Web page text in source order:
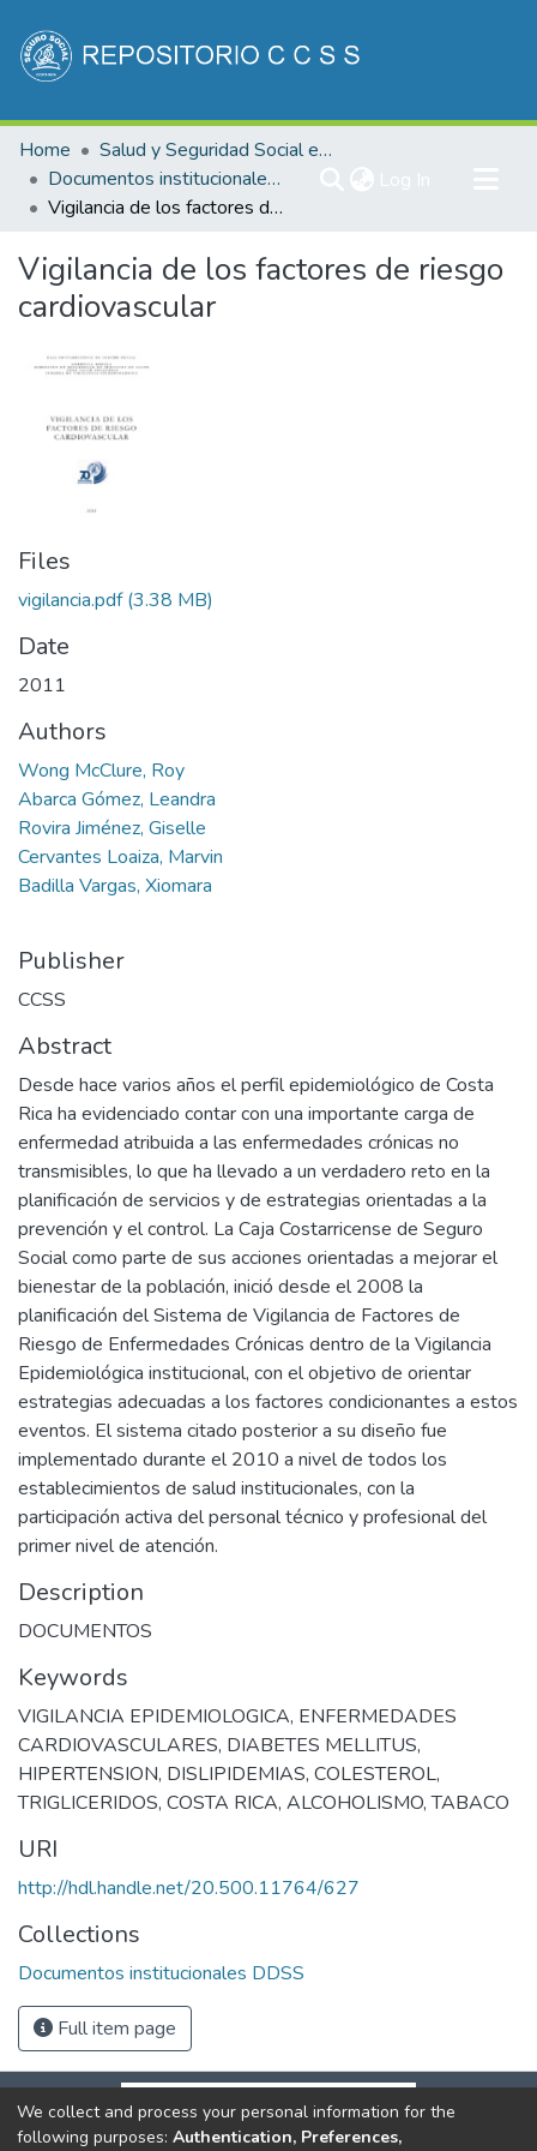
Communities & Collections
All of DSpace
Statistics
Home
Salud y Seguridad Social en Costa Rica
Documentos institucionales DDSS
Vigilancia de los factores de riesgo cardiovascular
Vigilancia de los factores de riesgo
cardiovascular
Files
vigilancia.pdf(3.38 MB)
Date
2011
Authors
Wong McClure, Roy
Abarca Gómez, Leandra
Rovira Jiménez, Giselle
Cervantes Loaiza, Marvin
Badilla Vargas, Xiomara
Publisher
CCSS
Abstract
Desde hace varios años el perfil epidemiológico de Costa
Rica ha evidenciado contar con una importante carga de
enfermedad atribuida a las enfermedades crónicas no
transmisibles, lo que ha llevado a un verdadero reto en la
planificación de servicios y de estrategias orientadas a la
prevención y el control. La Caja Costarricense de Seguro
Social como parte de sus acciones orientadas a mejorar el
bienestar de la población, inició desde el 2008 la
planificación del Sistema de Vigilancia de Factores de
Riesgo de Enfermedades Crónicas dentro de la Vigilancia
Epidemiológica institucional, con el objetivo de orientar
estrategias adecuadas a los factores condicionantes a estos
eventos. El sistema citado posterior a su diseño fue
implementado durante el 2010 a nivel de todos los
establecimientos de salud institucionales, con la
participación activa del personal técnico y profesional del
primer nivel de atención.
Description
DOCUMENTOS
Keywords
VIGILANCIA EPIDEMIOLOGICA, ENFERMEDADES
CARDIOVASCULARES, DIABETES MELLITUS,
HIPERTENSION, DISLIPIDEMIAS, COLESTEROL,
TRIGLICERIDOS, COSTA RICA, ALCOHOLISMO,TABACO
URI
http://hdl.handle.net/20.500.11764/627
Collections
Documentos institucionales DDSS
Full item page
We collect and process your personal information for the
following purposes: Authentication, Preferences,